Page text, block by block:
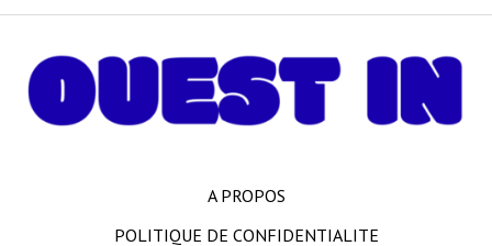
A PROPOS
POLITIQUE DE CONFIDENTIALITE